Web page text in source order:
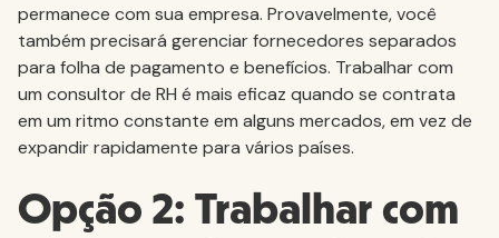
permanece com sua empresa. Provavelmente, você
também precisará gerenciar fornecedores separados
para folha de pagamento e benefícios. Trabalhar com
um consultor de RH é mais eficaz quando se contrata
em um ritmo constante em alguns mercados, em vez de
expandir rapidamente para vários países.
Opção 2: Trabalhar com